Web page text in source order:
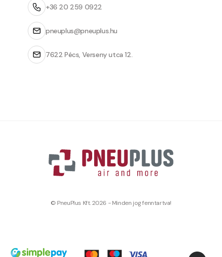
+36 20 259 0922
pneuplus@pneuplus.hu
7622 Pécs, Verseny utca 12.
© PneuPlus Kft. 2026 - Minden jog fenntartva!